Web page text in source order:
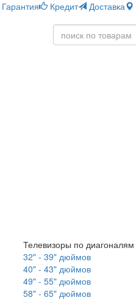
Гарантия Кредит Доставка
Телевизоры по диагоналям
32" - 39" дюймов
40" - 43" дюймов
49" - 55" дюймов
58" - 65" дюймов